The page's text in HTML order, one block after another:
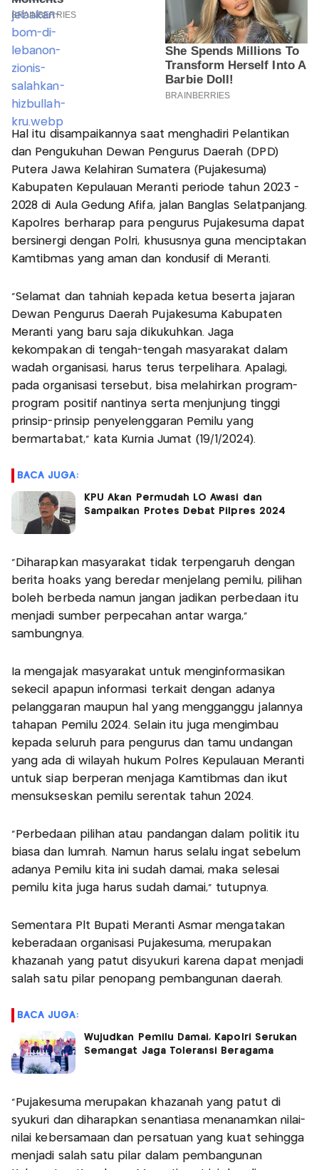
Hal itu disampaikannya saat menghadiri Pelantikan
dan Pengukuhan Dewan Pengurus Daerah (DPD)
Putera Jawa Kelahiran Sumatera (Pujakesuma)
Kabupaten Kepulauan Meranti periode tahun 2023 -
2028 di Aula Gedung Afifa, jalan Banglas Selatpanjang.
Kapolres berharap para pengurus Pujakesuma dapat
bersinergi dengan Polri, khususnya guna menciptakan
Kamtibmas yang aman dan kondusif di Meranti.
"Selamat dan tahniah kepada ketua beserta jajaran
Dewan Pengurus Daerah Pujakesuma Kabupaten
Meranti yang baru saja dikukuhkan. Jaga
kekompakan di tengah-tengah masyarakat dalam
wadah organisasi, harus terus terpelihara. Apalagi,
pada organisasi tersebut, bisa melahirkan program-
program positif nantinya serta menjunjung tinggi
prinsip-prinsip penyelenggaran Pemilu yang
bermartabat," kata Kurnia Jumat (19/1/2024).
BACA JUGA:
KPU Akan Permudah LO Awasi dan
Sampaikan Protes Debat Pilpres 2024
"Diharapkan masyarakat tidak terpengaruh dengan
berita hoaks yang beredar menjelang pemilu, pilihan
boleh berbeda namun jangan jadikan perbedaan itu
menjadi sumber perpecahan antar warga,"
sambungnya.
Ia mengajak masyarakat untuk menginformasikan
sekecil apapun informasi terkait dengan adanya
pelanggaran maupun hal yang mengganggu jalannya
tahapan Pemilu 2024. Selain itu juga mengimbau
kepada seluruh para pengurus dan tamu undangan
yang ada di wilayah hukum Polres Kepulauan Meranti
untuk siap berperan menjaga Kamtibmas dan ikut
mensukseskan pemilu serentak tahun 2024.
“Perbedaan pilihan atau pandangan dalam politik itu
biasa dan lumrah. Namun harus selalu ingat sebelum
adanya Pemilu kita ini sudah damai, maka selesai
pemilu kita juga harus sudah damai,” tutupnya.
Sementara Plt Bupati Meranti Asmar mengatakan
keberadaan organisasi Pujakesuma, merupakan
khazanah yang patut disyukuri karena dapat menjadi
salah satu pilar penopang pembangunan daerah.
BACA JUGA:
Wujudkan Pemilu Damai, Kapolri Serukan
Semangat Jaga Toleransi Beragama
"Pujakesuma merupakan khazanah yang patut di
syukuri dan diharapkan senantiasa menanamkan nilai-
nilai kebersamaan dan persatuan yang kuat sehingga
menjadi salah satu pilar dalam pembangunan